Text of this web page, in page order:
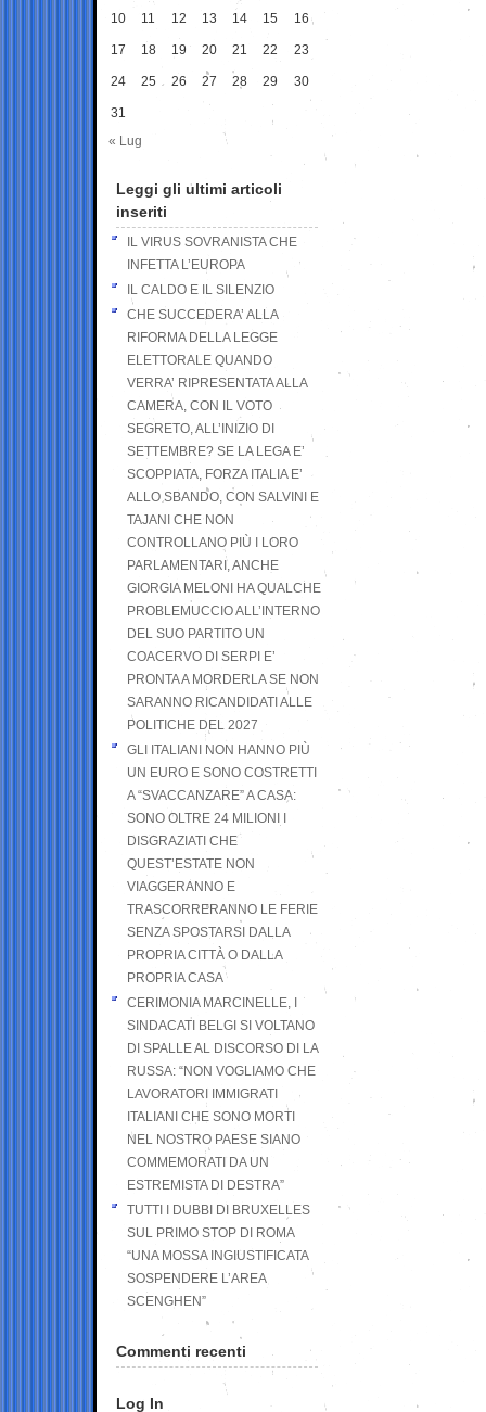
10 11 12 13 14 15 16
17 18 19 20 21 22 23
24 25 26 27 28 29 30
31
« Lug
Leggi gli ultimi articoli
inseriti
IL VIRUS SOVRANISTA CHE
INFETTA L’EUROPA
IL CALDO E IL SILENZIO
CHE SUCCEDERA’ ALLA
RIFORMA DELLA LEGGE
ELETTORALE QUANDO
VERRA’ RIPRESENTATA ALLA
CAMERA, CON IL VOTO
SEGRETO, ALL’INIZIO DI
SETTEMBRE? SE LA LEGA E’
SCOPPIATA, FORZA ITALIA E’
ALLO SBANDO, CON SALVINI E
TAJANI CHE NON
CONTROLLANO PIÙ I LORO
PARLAMENTARI, ANCHE
GIORGIA MELONI HA QUALCHE
PROBLEMUCCIO ALL’INTERNO
DEL SUO PARTITO UN
COACERVO DI SERPI E’
PRONTA A MORDERLA SE NON
SARANNO RICANDIDATI ALLE
POLITICHE DEL 2027
GLI ITALIANI NON HANNO PIÙ
UN EURO E SONO COSTRETTI
A “SVACCANZARE” A CASA:
SONO OLTRE 24 MILIONI I
DISGRAZIATI CHE
QUEST’ESTATE NON
VIAGGERANNO E
TRASCORRERANNO LE FERIE
SENZA SPOSTARSI DALLA
PROPRIA CITTÀ O DALLA
PROPRIA CASA
CERIMONIA MARCINELLE, I
SINDACATI BELGI SI VOLTANO
DI SPALLE AL DISCORSO DI LA
RUSSA: “NON VOGLIAMO CHE
LAVORATORI IMMIGRATI
ITALIANI CHE SONO MORTI
NEL NOSTRO PAESE SIANO
COMMEMORATI DA UN
ESTREMISTA DI DESTRA”
TUTTI I DUBBI DI BRUXELLES
SUL PRIMO STOP DI ROMA
“UNA MOSSA INGIUSTIFICATA
SOSPENDERE L’AREA
SCENGHEN”
Commenti recenti
Log In